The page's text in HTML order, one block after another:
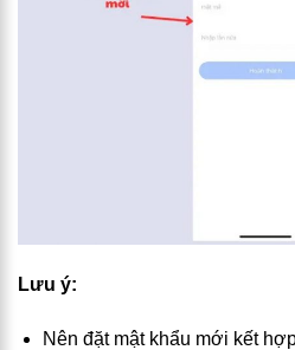
Lưu ý:
Nên đặt mật khẩu mới kết